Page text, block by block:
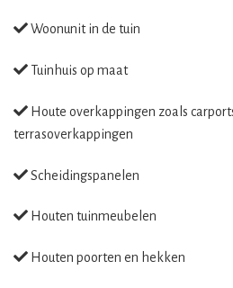
Woonunit in de tuin
Tuinhuis op maat
Houte overkappingen zoals
terrasoverkappingen
Scheidingspanelen
Houten tuinmeubelen
Houten poorten en hekken